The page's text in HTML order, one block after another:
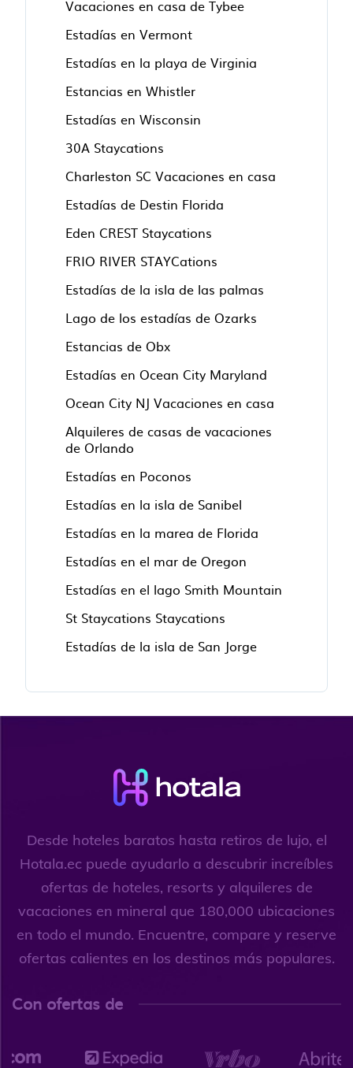
Vacaciones en casa de Tybee
Estadías en Vermont
Estadías en la playa de Virginia
Estancias en Whistler
Estadías en Wisconsin
30A Staycations
Charleston SC Vacaciones en casa
Estadías de Destin Florida
Eden CREST Staycations
FRIO RIVER STAYCations
Estadías de la isla de las palmas
Lago de los estadías de Ozarks
Estancias de Obx
Estadías en Ocean City Maryland
Ocean City NJ Vacaciones en casa
Alquileres de casas de vacaciones
de Orlando
Estadías en Poconos
Estadías en la isla de Sanibel
Estadías en la marea de Florida
Estadías en el mar de Oregon
Estadías en el lago Smith Mountain
St Staycations Staycations
Estadías de la isla de San Jorge
Desde hoteles baratos hasta retiros de lujo, el
Hotala.ec puede ayudarlo a descubrir increíbles
ofertas de hoteles, resorts y alquileres de
vacaciones en mineral que 180,000 ubicaciones
en todo el mundo. Encuentre, compare y reserve
ofertas calientes en los destinos más populares.
Con ofertas de